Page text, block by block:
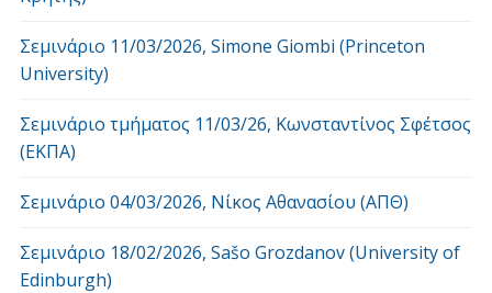
Σεμινάριο 11/03/2026, Simone Giombi (Princeton
University)
Σεμινάριο τμήματος 11/03/26, Κωνσταντίνος Σφέτσος
(ΕΚΠΑ)
Σεμινάριο 04/03/2026, Νίκος Αθανασίου (ΑΠΘ)
Σεμινάριο 18/02/2026, Sašo Grozdanov (University of
Edinburgh)